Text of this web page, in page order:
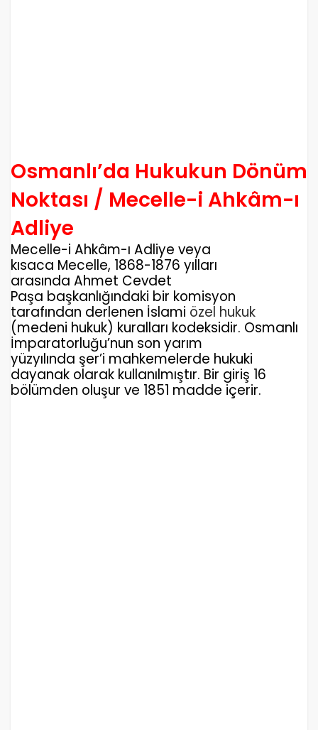
Osmanlı’da Hukukun Dönüm
Noktası / Mecelle-i Ahkâm-ı
Adliye
Mecelle-i Ahkâm-ı Adliye veya
kısaca Mecelle, 1868-1876 yılları
arasında Ahmet Cevdet
Paşa başkanlığındaki bir komisyon
tarafından derlenen İslami özel hukuk
(medeni hukuk) kuralları kodeksidir. Osmanlı
İmparatorluğu’nun son yarım
yüzyılında şer’i mahkemelerde hukuki
dayanak olarak kullanılmıştır. Bir giriş 16
bölümden oluşur ve 1851 madde içerir.